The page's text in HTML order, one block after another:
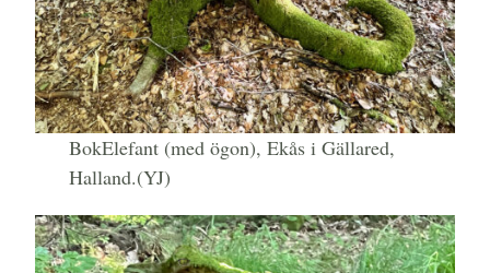
BokElefant (med ögon), Ekås i Gällared,
Halland.(YJ)